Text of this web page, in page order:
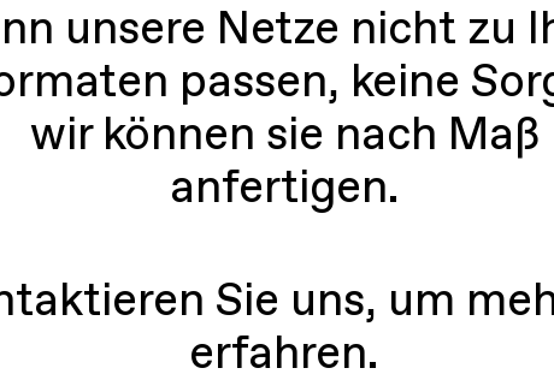
unsere Netze nicht zu
passen, keine
wir können sie nach Maß
anfertigen.
Sie uns, um
erfahren.